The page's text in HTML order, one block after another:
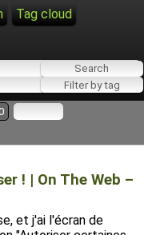
Tag cloud
! | On The Web –
et j'ai l'écran de